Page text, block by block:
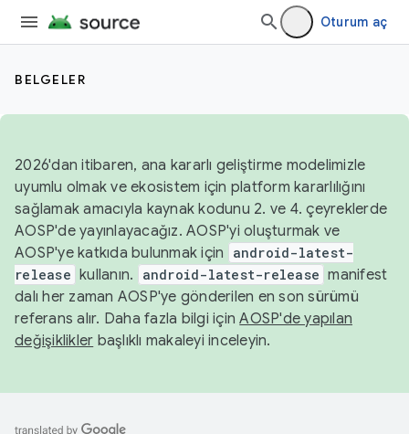
Oturum aç
BELGELER
2026'dan itibaren, ana kararlı geliştirme modelimizle
uyumlu olmak ve ekosistem için platform kararlılığını
sağlamak amacıyla kaynak kodunu 2. ve 4. çeyreklerde
AOSP'de yayınlayacağız. AOSP'yi oluşturmak ve
AOSP'ye katkıda bulunmak için
android-latest-
release kullanın. android-latest-release manifest
dalı her zaman AOSP'ye gönderilen en son sürümü
referans alır. Daha fazla bilgi içinAOSP'de yapılan
değişiklikler başlıklı makaleyi inceleyin.